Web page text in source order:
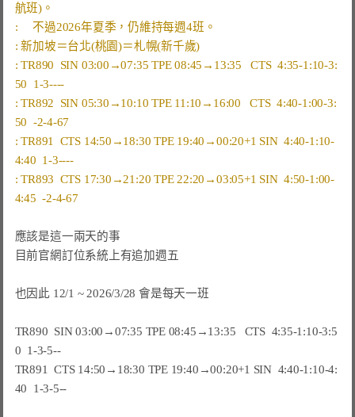
: TR890  SIN 03:00→07:35 TPE 08:45→13:35   CTS  4:35-1:10-3:
: TR892  SIN 05:30→10:10 TPE 11:10→16:00   CTS  4:40-1:00-3:
: TR891  CTS 14:50→18:30 TPE 19:40→00:20+1 SIN  4:40-1:10-
4:40  1-3----
: TR893  CTS 17:30→21:20 TPE 22:20→03:05+1 SIN  4:50-1:00-
應該是這一兩天的事
目前官網訂位系統上有追加週五
也因此 12/1 ~ 2026/3/28 會是每天一班
TR890  SIN 03:00→07:35 TPE 08:45→13:35   CTS  4:35-1:10-3:5
0  1-3-5--
TR891  CTS 14:50→18:30 TPE 19:40→00:20+1 SIN  4:40-1:10-4:
40  1-3-5--